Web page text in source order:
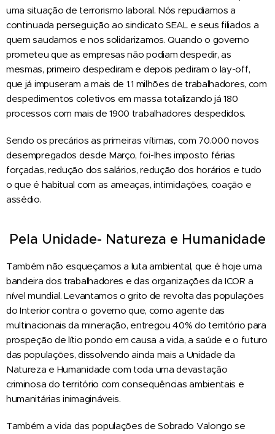
uma situação de terrorismo laboral. Nós repudiamos a
continuada perseguição ao sindicato SEAL e seus filiados a
quem saudamos e nos solidarizamos. Quando o governo
prometeu que as empresas não podiam despedir, as
mesmas, primeiro despediram e depois pediram o lay-off,
que já impuseram a mais de 1.1 milhões de trabalhadores, com
despedimentos coletivos em massa totalizando já 180
processos com mais de 1900 trabalhadores despedidos.
Sendo os precários as primeiras vítimas, com 70.000 novos
desempregados desde Março, foi-lhes imposto férias
forçadas, redução dos salários, redução dos horários e tudo
o que é habitual com as ameaças, intimidações, coação e
assédio.
Pela Unidade- Natureza e Humanidade
Também não esqueçamos a luta ambiental, que é hoje uma
bandeira dos trabalhadores e das organizações da ICOR a
nível mundial. Levantamos o grito de revolta das populações
do Interior contra o governo que, como agente das
multinacionais da mineração, entregou 40% do território para
prospeção de lítio pondo em causa a vida, a saúde e o futuro
das populações, dissolvendo ainda mais a Unidade da
Natureza e Humanidade com toda uma devastação
criminosa do território com consequências ambientais e
humanitárias inimagináveis.
Também a vida das populações de Sobrado Valongo se